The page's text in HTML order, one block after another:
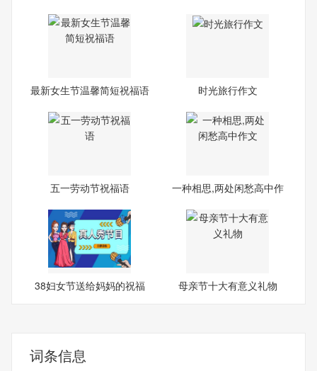
最新女生节温馨简短祝福语 时光旅行作文
五一劳动节祝福语
一种相思,两处闲愁高中作
38妇女节送给妈妈的祝福
母亲节十大有意义礼物
词条信息